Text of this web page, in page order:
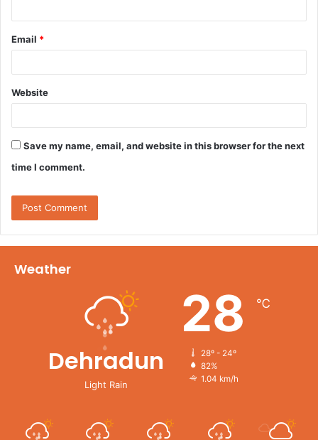
Email *
Website
Save my name, email, and website in this browser for the next
time I comment.
Weather
Dehradun
Light Rain
28 ℃
28º - 24º
82%
1.04 km/h